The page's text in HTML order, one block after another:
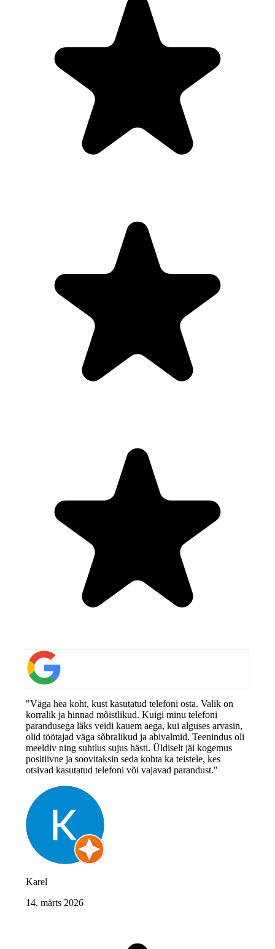
"Väga hea koht, kust kasutatud telefoni osta. Valik on
korralik ja hinnad mõistlikud. Kuigi minu telefoni
parandusega läks veidi kauem aega, kui alguses arvasin,
olid töötajad väga sõbralikud ja abivalmid. Teenindus oli
meeldiv ning suhtlus sujus hästi. Üldiselt jäi kogemus
positiivne ja soovitaksin seda kohta ka teistele, kes
otsivad kasutatud telefoni või vajavad parandust."
Karel
14. märts 2026